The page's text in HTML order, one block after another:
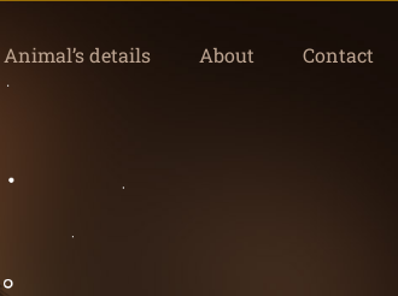
Animal’s details About Contact